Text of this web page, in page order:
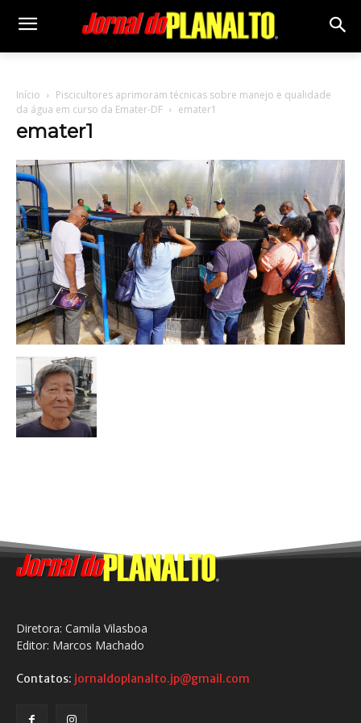
Início
Piscicultores aprimoram técnicas sobre manejo e qualidade
da água em curso da Emater-DF
emater1
emater1
Diretora: Camila Vilasboa
Editor: Marcos Machado
Contatos: jornaldoplanalto.jp@gmail.com